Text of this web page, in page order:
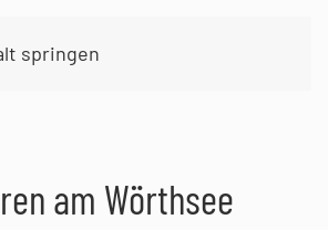
springenfür kleine hochzeit
am Wörthsee